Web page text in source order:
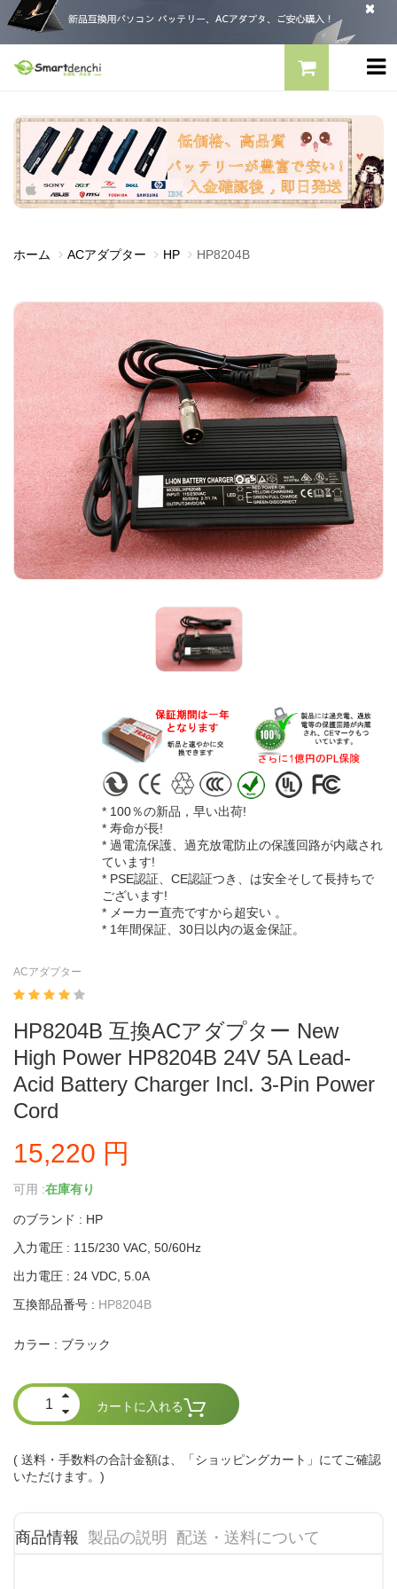
ホーム ACアダプター HP HP8204B
* 100％の新品，早い出荷!
* 寿命が長!
* 過電流保護、過充放電防止の保護回路が内蔵され
ています!
* PSE認証、CE認証つき、は安全そして長持ちで
ございます!
* メーカー直売ですから超安い 。
* 1年間保証、30日以内の返金保証。
ACアダプター
HP8204B 互換ACアダプター New
High Power HP8204B 24V 5A Lead-
Acid Battery Charger Incl. 3-Pin Power
Cord
15,220 円
可用 :在庫有り
のブランド : HP
入力電圧 : 115/230 VAC, 50/60Hz
出力電圧 : 24 VDC, 5.0A
互換部品番号 : HP8204B
カラー : ブラック
カートに入れる
( 送料・手数料の合計金額は、「ショッピングカート」にてご確認
いただけます。)
商品情報 製品の説明 配送・送料について